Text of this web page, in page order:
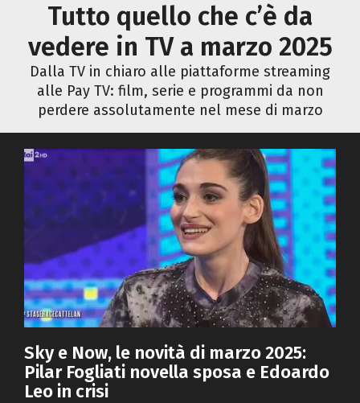
Tutto quello che c’è da
vedere in TV a marzo 2025
Dalla TV in chiaro alle piattaforme streaming
alle Pay TV: film, serie e programmi da non
perdere assolutamente nel mese di marzo
Sky e Now, le novità di marzo 2025:
Pilar Fogliati novella sposa e Edoardo
Leo in crisi